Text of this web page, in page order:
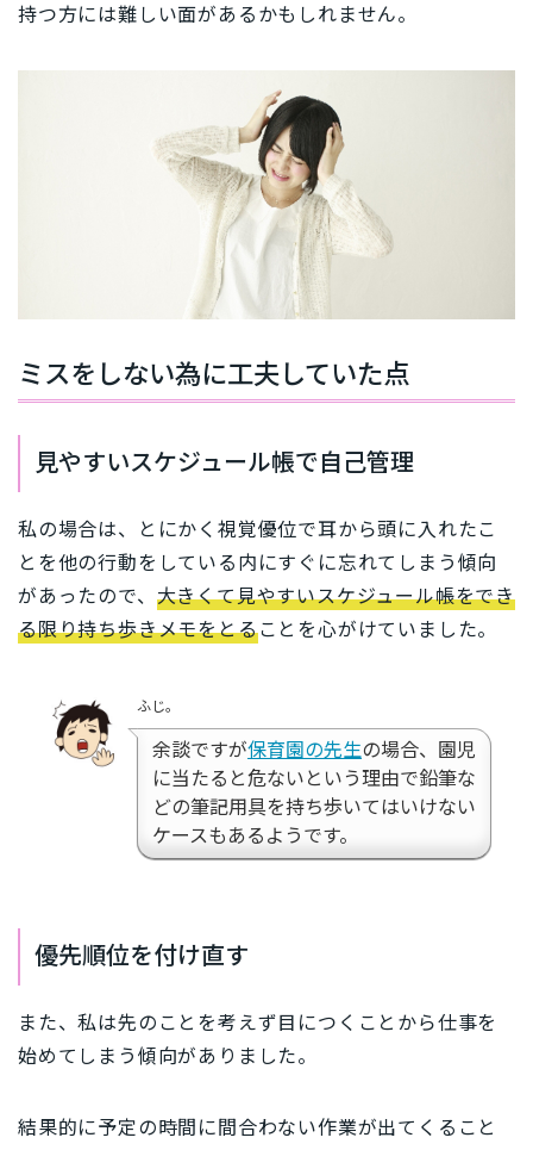
持つ方には難しい面があるかもしれません。
ミスをしない為に工夫していた点
見やすいスケジュール帳で自己管理
私の場合は、とにかく視覚優位で耳から頭に入れたこ
とを他の行動をしている内にすぐに忘れてしまう傾向
があったので、 大きくて見やすいスケジュール帳をでき
る限り持ち歩きメモをとることを心がけていました。
ふじ。
余談ですが保育園の先生の場合、園児
に当たると危ないという理由で鉛筆な
どの筆記用具を持ち歩いてはいけない
ケースもあるようです。
優先順位を付け直す
また、私は先のことを考えず目につくことから仕事を
始めてしまう傾向がありました。
結果的に予定の時間に間合わない作業が出てくること